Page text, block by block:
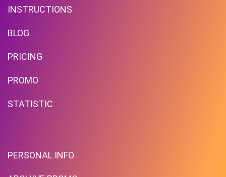
INSTRUCTIONS
BLOG
PRICING
PROMO
STATISTIC
PERSONAL INFO